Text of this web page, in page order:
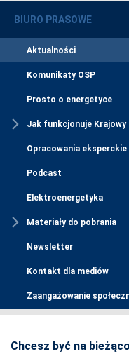
BIURO PRASOWE
Aktualności
Komunikaty OSP
Prosto o energetyce
Jak funkcjonuje
Opracowania eksperckie
Podcast
Elektroenergetyka
Materiały do pobrania
Newsletter
Kontakt dla mediów
Zaangażowanie
Chcesz być na